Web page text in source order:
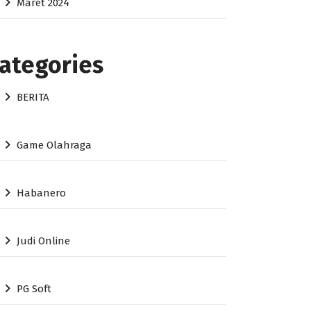
Maret 2024
BERITA
Game Olahraga
Habanero
Judi Online
PG Soft